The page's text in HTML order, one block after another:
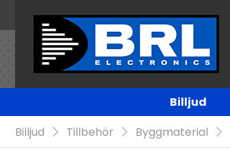
Billjud
Billjud
Tillbehör Byggmaterial